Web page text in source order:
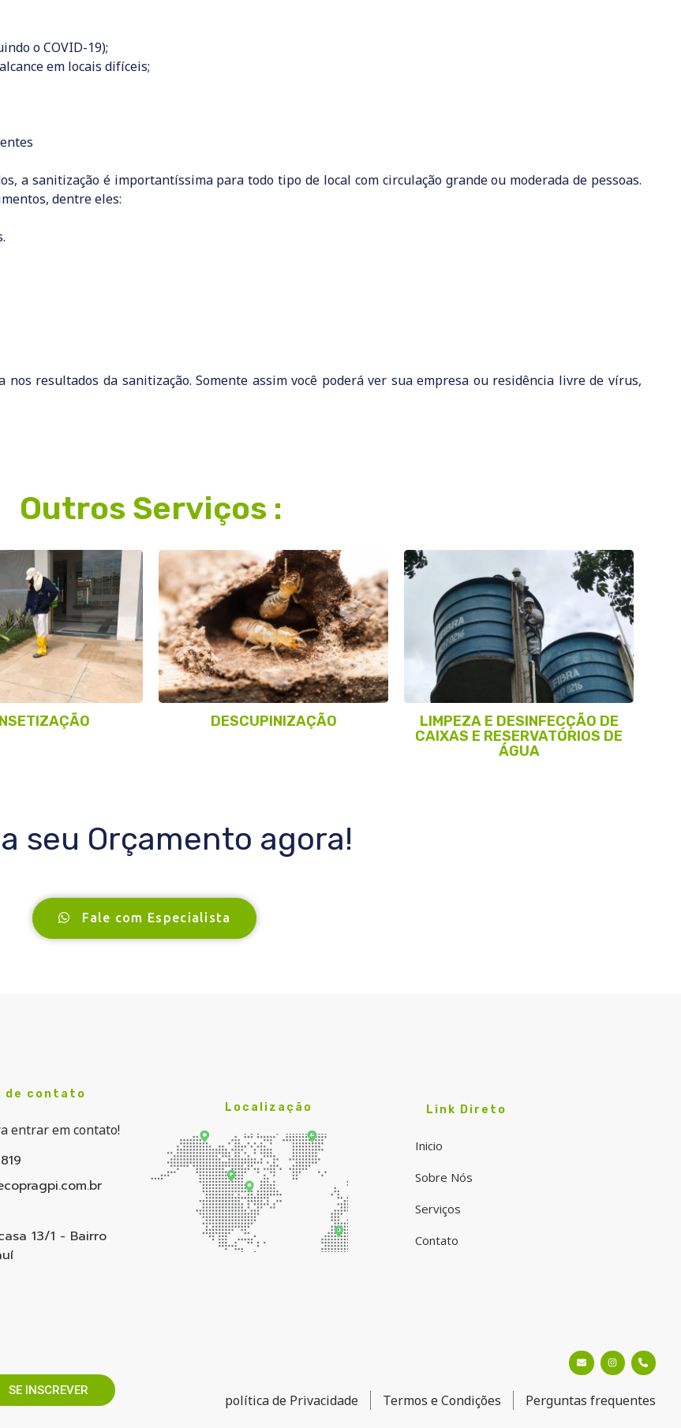
o COVID-19);
em locais difíceis;
a sanitização é importantíssima para todo tipo de local com circulação grande ou moderada de pessoas.
dentre eles:
resultados da sanitização. Somente assim você poderá ver sua empresa ou residência livre de vírus,
Outros Serviços :
DESCUPINIZAÇÃO
LIMPEZA E DESINFECÇÃO DE
CAIXAS E RESERVATÓRIOS DE
ÁGUA
seu Orçamento agora!
Fale com Especialista
de contato
entrar em contato!
13/1 - Bairro
Localização Link Direto
Inicio
Sobre Nós
Serviços
Contato
SE INSCREVER
política de Privacidade Termos e Condições Perguntas frequentes